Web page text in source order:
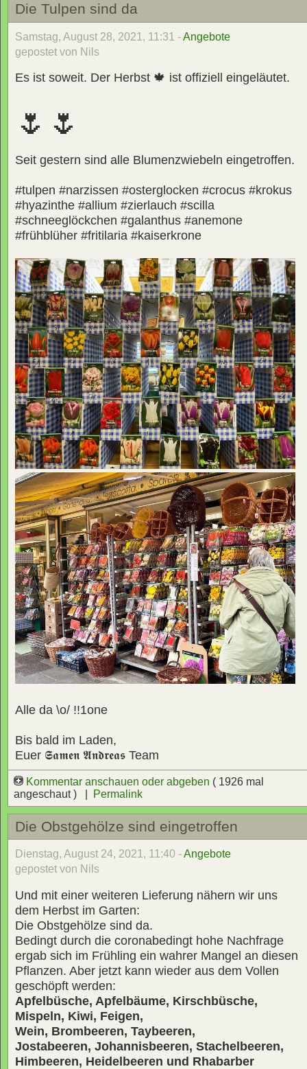
Die Tulpen sind da
Samstag, August 28, 2021, 11:31 -Angebote
gepostet von Nils
Es ist soweit. Der Herbst 🍁 ist offiziell eingeläutet.
🌷🌷
Seit gestern sind alle Blumenzwiebeln eingetroffen.
#tulpen #narzissen #osterglocken #crocus #krokus
#hyazinthe #allium #zierlauch #scilla
#schneeglöckchen #galanthus #anemone
#frühblüher #fritilaria #kaiserkrone
Alle da \o/ !!1one
Bis bald im Laden,
Euer 𝕾𝖆𝖒𝖊𝖓 𝕬𝖓𝖉𝖗𝖊𝖆𝖘 Team
Kommentar anschauen oder abgeben ( 1926 mal
angeschaut ) |
Permalink
Die Obstgehölze sind eingetroffen
Dienstag, August 24, 2021, 11:40 -Angebote
gepostet von Nils
Und mit einer weiteren Lieferung nähern wir uns
dem Herbst im Garten:
Die Obstgehölze sind da.
Bedingt durch die coronabedingt hohe Nachfrage
ergab sich im Frühling ein wahrer Mangel an diesen
Pflanzen. Aber jetzt kann wieder aus dem Vollen
geschöpft werden:
Apfelbüsche, Apfelbäume, Kirschbüsche,
Mispeln, Kiwi, Feigen,
Wein, Brombeeren, Taybeeren,
Jostabeeren, Johannisbeeren, Stachelbeeren,
Himbeeren, Heidelbeeren und Rhabarber